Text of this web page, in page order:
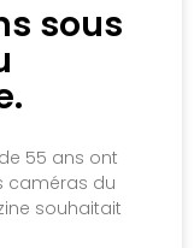
sous
55 ans ont
caméras du
souhaitait